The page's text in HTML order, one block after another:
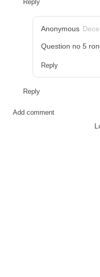
Reply
Anonymous
Question no 5
Reply
Reply
Add comment